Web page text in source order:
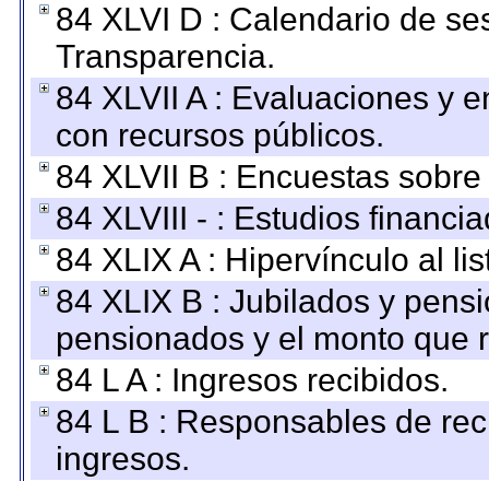
84 XLVI D : Calendario de
Transparencia.
84 XLVII A : Evaluaciones y
con recursos públicos.
84 XLVII B : Encuestas
84 XLVIII - : Estudios
84 XLIX A : Hipervínculo al
84 XLIX B : Jubilados y
pensionados y el monto que
84 L A : Ingresos recibidos.
84 L B : Responsables de
ingresos.